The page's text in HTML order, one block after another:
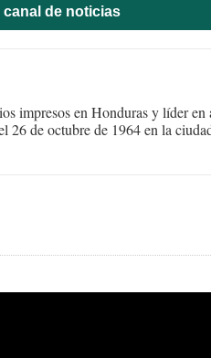
canal de noticias
impresos en Honduras y líder en
26 de octubre de 1964 en la